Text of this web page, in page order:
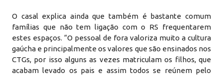
O casal explica ainda que também é bastante comum
famílias que não tem ligação com o RS frequentarem
estes espaços. “O pessoal de fora valoriza muito a cultura
gaúcha e principalmente os valores que são ensinados nos
CTGs, por isso alguns as vezes matriculam os filhos, que
acabam levado os pais e assim todos se reúnem pelo